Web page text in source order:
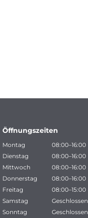
Öffnungszeiten
Montag
08:00–16:00
Dienstag
08:00–16:00
Mittwoch
08:00–16:00
Donnerstag
08:00–16:00
Freitag
08:00–15:00
Samstag
Geschlossen
Sonntag
Geschlossen